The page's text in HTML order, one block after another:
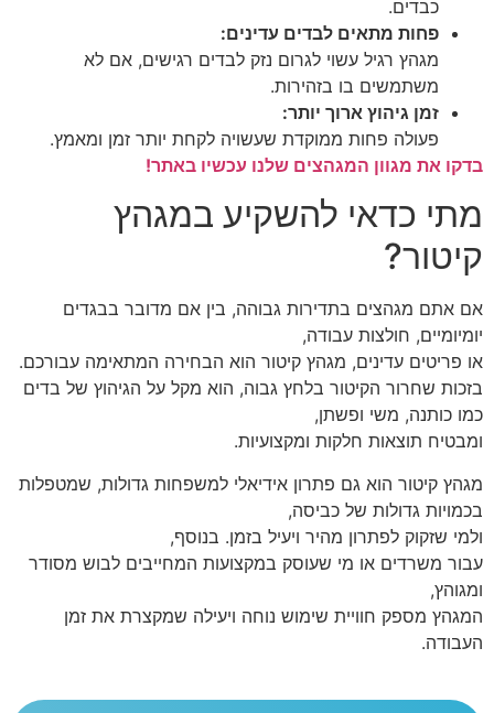
כבדים.
פחות מתאים לבדים עדינים:
מגהץ רגיל עשוי לגרום נזק לבדים רגישים, אם לא
משתמשים בו בזהירות.
זמן גיהוץ ארוך יותר:
פעולה פחות ממוקדת שעשויה לקחת יותר זמן ומאמץ.
בדקו את מגוון המגהצים שלנו עכשיו באתר!
מתי כדאי להשקיע במגהץ
קיטור?
אם אתם מגהצים בתדירות גבוהה, בין אם מדובר בבגדים
יומיומיים, חולצות עבודה,
או פריטים עדינים, מגהץ קיטור הוא הבחירה המתאימה עבורכם.
בזכות שחרור הקיטור בלחץ גבוה, הוא מקל על הגיהוץ של בדים
כמו כותנה, משי ופשתן,
ומבטיח תוצאות חלקות ומקצועיות.
מגהץ קיטור הוא גם פתרון אידיאלי למשפחות גדולות, שמטפלות
בכמויות גדולות של כביסה,
ולמי שזקוק לפתרון מהיר ויעיל בזמן. בנוסף,
עבור משרדים או מי שעוסק במקצועות המחייבים לבוש מסודר
ומגוהץ,
המגהץ מספק חוויית שימוש נוחה ויעילה שמקצרת את זמן
העבודה.